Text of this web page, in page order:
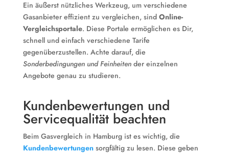
Ein äußerst nützliches Werkzeug, um verschiedene
Gasanbieter effizient zu vergleichen, sind Online-
Vergleichsportale. Diese Portale ermöglichen es Dir,
schnell und einfach verschiedene Tarife
gegenüberzustellen. Achte darauf, die
Sonderbedingungen und Feinheitender einzelnen
Angebote genau zu studieren.
Kundenbewertungen und
Servicequalität beachten
Beim Gasvergleich in Hamburg ist es wichtig, die
Kundenbewertungensorgfältig zu lesen. Diese geben